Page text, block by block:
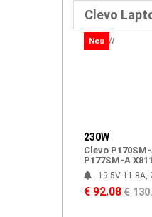
Clevo
Neu
230W
Clevo
P177SM-A
19.5V 11.8A,
€ 92.08€